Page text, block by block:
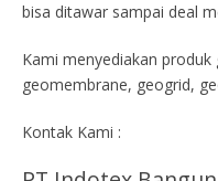
bisa ditawar sampai deal
Kami menyediakan
geomembrane, geogrid,
Kontak Kami :